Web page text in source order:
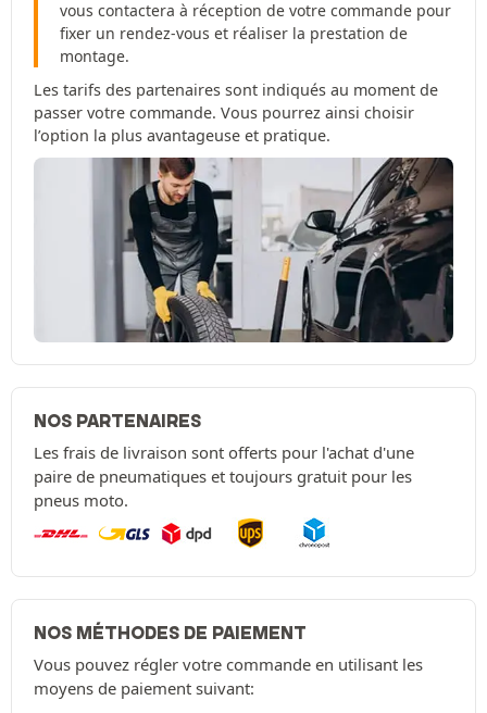
vous contactera à réception de votre commande pour
fixer un rendez-vous et réaliser la prestation de
montage.
Les tarifs des partenaires sont indiqués au moment de
passer votre commande. Vous pourrez ainsi choisir
l’option la plus avantageuse et pratique.
NOS PARTENAIRES
Les frais de livraison sont offerts pour l'achat d'une
paire de pneumatiques et toujours gratuit pour les
pneus moto.
NOS MÉTHODES DE PAIEMENT
Vous pouvez régler votre commande en utilisant les
moyens de paiement suivant: